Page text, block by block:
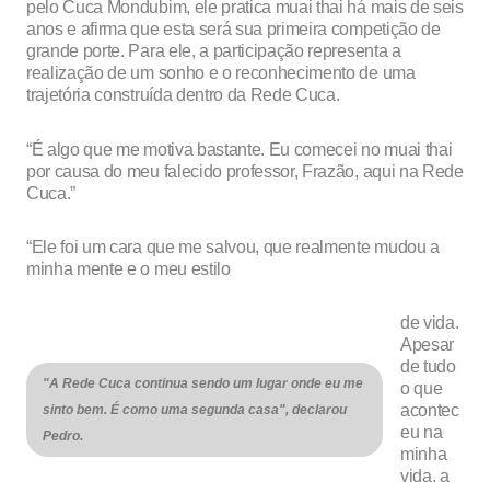
pelo Cuca Mondubim, ele pratica muai thai há mais de seis
anos e afirma que esta será sua primeira competição de
grande porte. Para ele, a participação representa a
realização de um sonho e o reconhecimento de uma
trajetória construída dentro da Rede Cuca.
“É algo que me motiva bastante. Eu comecei no muai thai
por causa do meu falecido professor, Frazão, aqui na Rede
Cuca.”
“Ele foi um cara que me salvou, que realmente mudou a
minha mente e o meu estilo
"A Rede Cuca continua sendo um lugar onde eu me
sinto bem. É como uma segunda casa", declarou
Pedro.
de vida.
Apesar
de tudo
o que
acontec
eu na
minha
vida, a